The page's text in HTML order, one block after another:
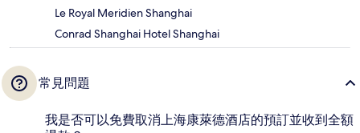
Le Royal Meridien Shanghai
Conrad Shanghai Hotel Shanghai
常見問題
我是否可以免費取消上海康萊德酒店的預訂並收到全額